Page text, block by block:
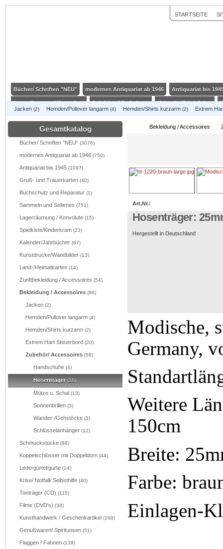
STARTSEITE
Bücher/ Schriften "NEU" modernes Antiquariat ab 1946 Antiquariat bis
Lagerräumung / Konvolute Spielkiste/Kinderkram Kalender/Jahrbücher
Kunsthandwerk / Geschenkartikel Genußwaren/ Spirituosen Flaggen /
Jacken (2) Hemden/Pullover langarm (4) Hemden/Shirts kurzarm (2) Extrem
Gesamtkatalog
Bücher/ Schriften "NEU" (3076)
modernes Antiquariat ab 1946 (750)
Antiquariat bis 1945 (1097)
Gruß- und Trauerkarten (40)
Buchschutz und Reparatur (1)
Sammeln und Seltenes (751)
Lagerräumung / Konvolute (15)
Spielkiste/Kinderkram (23)
Kalender/Jahrbücher (67)
Kunstdrucke/Wandbilder (13)
Land-/Heimatkarten (14)
Zunftbekleidung / Accessoires (54)
Bekleidung / Accessoires (86)
Jacken (2)
Hemden/Pullover langarm (4)
Hemden/Shirts kurzarm (2)
Extrem Hart Steuerbord (20)
Zubehör/ Accessoires (58)
Handschuhe (4)
Hosenträger (16)
Mütze u. Schal (13)
Sonnenbrillen (3)
Wander-/Gehstöcke (3)
Schlüsselanhänger (12)
Schmuckstücke (88)
Koppelschlösser mit Doppeldorn (44)
Ledergürtel/gurte (14)
Krise/ Notfall/ Selbsthilfe (40)
Tonträger (CD) (115)
Filme (DVD's) (38)
Kunsthandwerk / Geschenkartikel (168)
Genußwaren/ Spirituosen (51)
Flaggen / Fahnen (139)
Bekleidung / Accessoires
Art.Nr.:
Hosenträger:
Hergestellt in Deutschland
Modische,
Germany,
Weitere
150cm
Breite:
Farbe:
Einlagen-